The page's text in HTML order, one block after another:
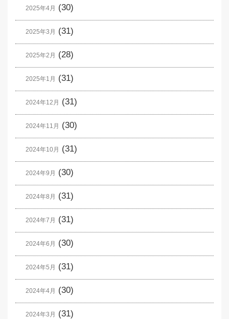
2025年4月 (30)
2025年3月 (31)
2025年2月 (28)
2025年1月 (31)
2024年12月 (31)
2024年11月 (30)
2024年10月 (31)
2024年9月 (30)
2024年8月 (31)
2024年7月 (31)
2024年6月 (30)
2024年5月 (31)
2024年4月 (30)
2024年3月 (31)